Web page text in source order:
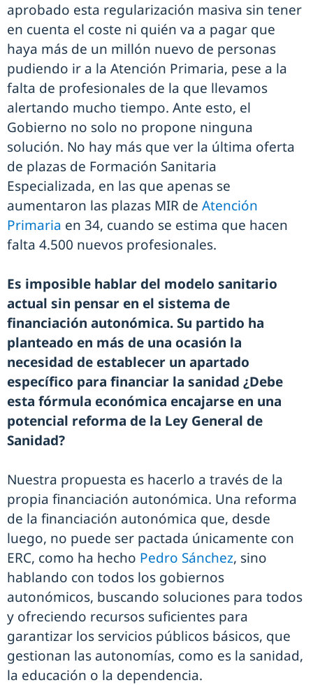
aprobado esta regularización masiva sin tener
en cuenta el coste ni quién va a pagar que
haya más de un millón nuevo de personas
pudiendo ir a la Atención Primaria, pese a la
falta de profesionales de la que llevamos
alertando mucho tiempo. Ante esto, el
Gobierno no solo no propone ninguna
solución. No hay más que ver la última oferta
de plazas de Formación Sanitaria
Especializada, en las que apenas se
aumentaron las plazas MIR de Atención
Primaria en 34, cuando se estima que hacen
falta 4.500 nuevos profesionales.
Es imposible hablar del modelo sanitario
actual sin pensar en el sistema de
financiación autonómica. Su partido ha
planteado en más de una ocasión la
necesidad de establecer un apartado
específico para financiar la sanidad ¿Debe
esta fórmula económica encajarse en una
potencial reforma de la Ley General de
Sanidad?
Nuestra propuesta es hacerlo a través de la
propia financiación autonómica. Una reforma
de la financiación autonómica que, desde
luego, no puede ser pactada únicamente con
ERC, como ha hecho Pedro Sánchez, sino
hablando con todos los gobiernos
autonómicos, buscando soluciones para todos
y ofreciendo recursos suficientes para
garantizar los servicios públicos básicos, que
gestionan las autonomías, como es la sanidad,
la educación o la dependencia.